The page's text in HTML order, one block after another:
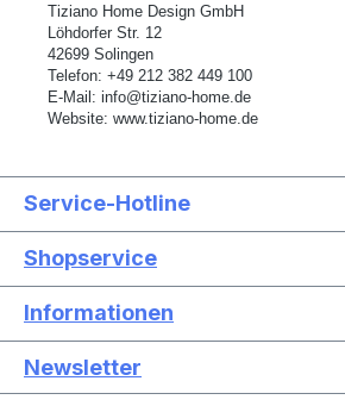
Tiziano Home Design GmbH
öhdorfer Str. 12
42699 Solingen
Telefon: +49 212 382 449 100
E-Mail: info@tiziano-home.de
Website: www.tiziano-home.de
Service-Hotline
Shopservice
Informationen
Newsletter
Text vergrößern